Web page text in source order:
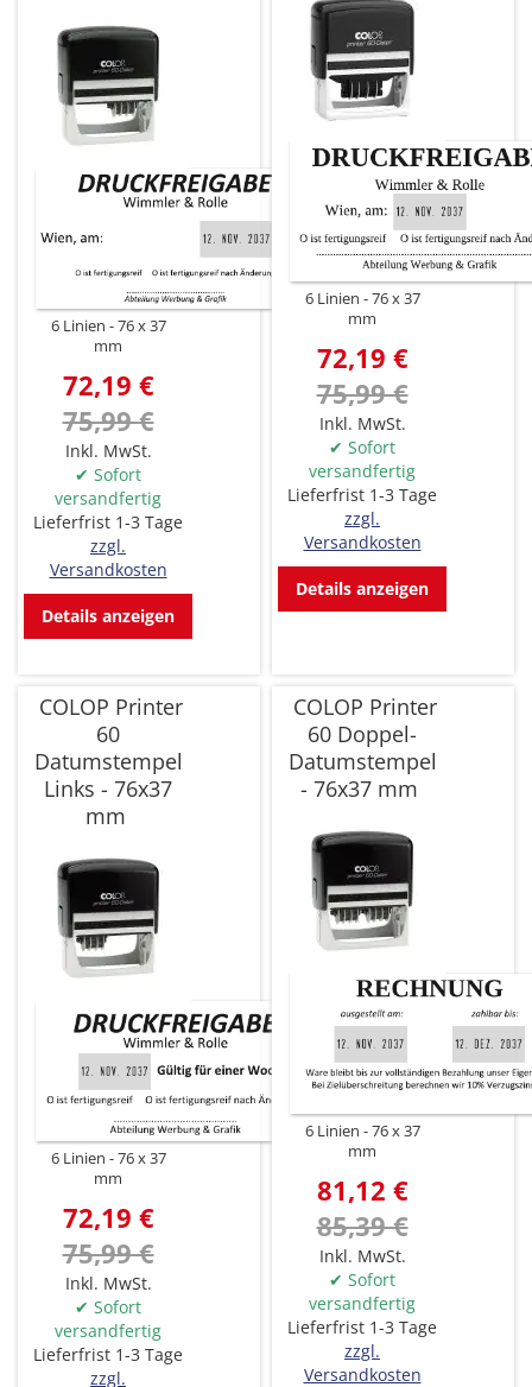
6 Linien
76 x 37
mm
72,19 €
75,99 €
Inkl. MwSt.
✔ Sofort
versandfertig
Lieferfrist 1-3 Tage
zzgl.
Versandkosten
Details anzeigen
6 Linien
76 x 37
mm
72,19 €
75,99 €
Inkl. MwSt.
✔ Sofort
versandfertig
Lieferfrist 1-3 Tage
zzgl.
Versandkosten
Details anzeigen
COLOP Printer
60
Datumstempel
Links - 76x37
mm
6 Linien
76 x 37
mm
72,19 €
75,99 €
Inkl. MwSt.
✔ Sofort
versandfertig
Lieferfrist 1-3 Tage
zzgl.
COLOP Printer
60 Doppel-
Datumstempel
- 76x37 mm
6 Linien
76 x 37
mm
81,12 €
85,39 €
Inkl. MwSt.
✔ Sofort
versandfertig
Lieferfrist 1-3 Tage
zzgl.
Versandkosten